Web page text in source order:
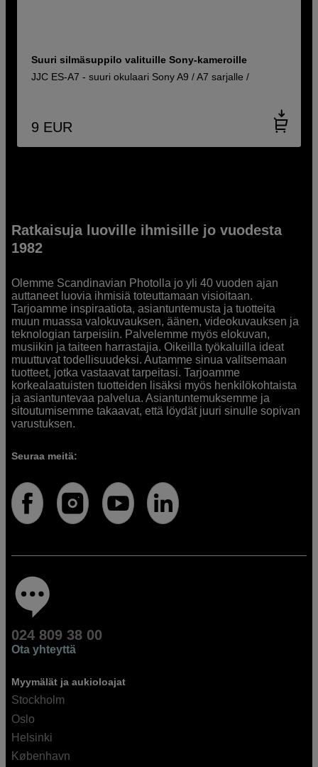
Suuri silmäsuppilo valituille Sony-kameroille
JJC ES-A7 - suuri okulaari Sony A9 / A7 sarjalle /
9 EUR
Ratkaisuja luoville ihmisille jo vuodesta
1982
Olemme Scandinavian Photolla jo yli 40 vuoden ajan
auttaneet luovia ihmisiä toteuttamaan visioitaan.
Tarjoamme inspiraatiota, asiantuntemusta ja tuotteita
muun muassa valokuvauksen, äänen, videokuvauksen ja
teknologian tarpeisiin. Palvelemme myös elokuvan,
musiikin ja taiteen harrastajia. Oikeilla työkaluilla ideat
muuttuvat todellisuudeksi. Autamme sinua valitsemaan
tuotteet, jotka vastaavat tarpeitasi. Tarjoamme
korkealaatuisten tuotteiden lisäksi myös henkilökohtaista
ja asiantuntevaa palvelua. Asiantuntemuksemme ja
sitoutumisemme takaavat, että löydät juuri sinulle sopivan
varustuksen.
Seuraa meitä:
024 809 38 00
Ota yhteyttä
Myymälät ja aukioloajat
Stockholm
Oslo
Helsinki
København